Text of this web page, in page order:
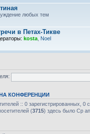
любых тем
в Петах-Тикве
kosta Noel
КОНФЕРЕНЦИИ
:: 0 зарегистрированных, 0
(3715) здесь было Ср